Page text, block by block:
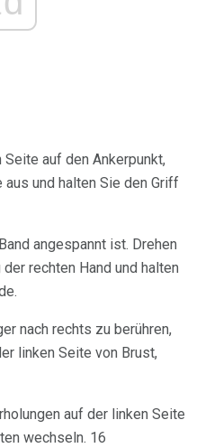
auf den Ankerpunkt,
und halten Sie den Griff
angespannt ist. Drehen
rechten Hand und halten
nach rechts zu berühren,
linken Seite von Brust,
auf der linken Seite
wechseln. 16